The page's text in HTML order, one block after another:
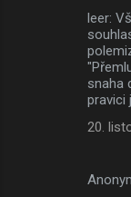
leer:
snaha
pravici
20.